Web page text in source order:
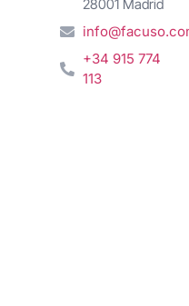
28001 Madrid
+34 915 774
113